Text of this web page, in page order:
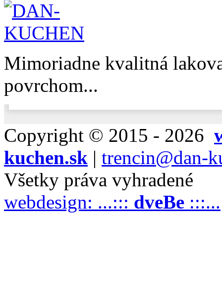
Mimoriadne kvalitná
povrchom...
Copyright © 2015 - 2026
kuchen.sk | trencin@dan-
Všetky práva vyhradené
webdesign: ...::: dveBe :::...